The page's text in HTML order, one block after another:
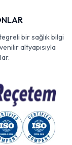
bir sağlık bilgi
altyapısıyla